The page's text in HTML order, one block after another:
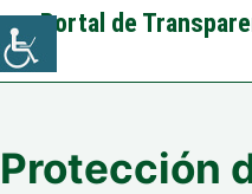
Portal de
Protección